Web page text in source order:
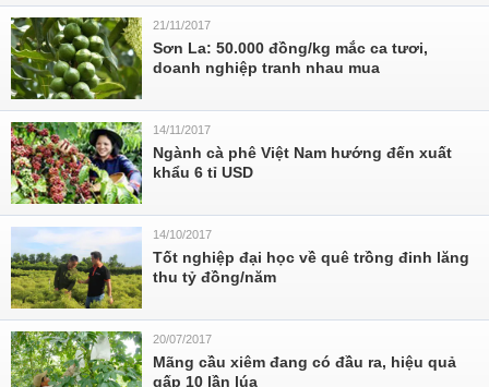
21/11/2017
Sơn La: 50.000 đồng/kg mắc ca tươi,
doanh nghiệp tranh nhau mua
14/11/2017
Ngành cà phê Việt Nam hướng đến xuất
khẩu 6 tỉ USD
14/10/2017
Tốt nghiệp đại học về quê trồng đinh lăng
thu tỷ đồng/năm
20/07/2017
Mãng cầu xiêm đang có đầu ra, hiệu quả
gấp 10 lần lúa